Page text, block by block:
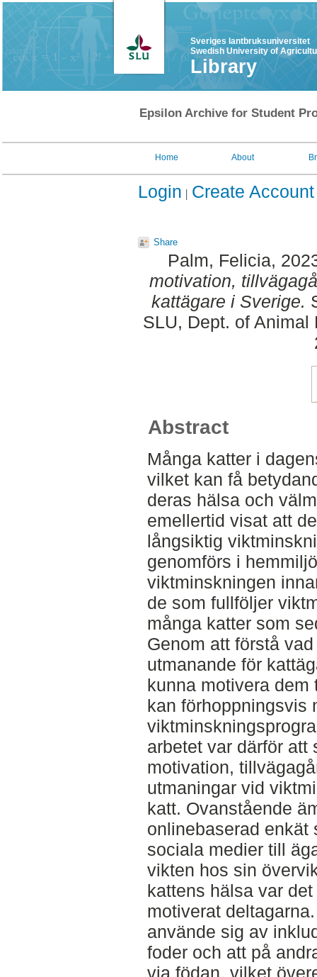
Sveriges lantbruksuniversitet
Swedish University of
Library
Epsilon Archive for Student
Home About
Login Create Account
Share
Palm, Felicia,
motivation,
kattägare i Sverige.
SLU, Dept. of
Abstract
Många katter i
vilket kan få
deras hälsa och
emellertid visat att
långsiktig
genomförs i
viktminskningen
de som fullföljer
många katter som
Genom att förstå
utmanande för
kunna motivera
kan förhoppningsvis
arbetet var därför att
motivation,
utmaningar vid
katt. Ovanstående
onlinebaserad enkät
sociala medier till
vikten hos sin
kattens hälsa var
motiverat
använde sig av
foder och att på
via födan, vilket